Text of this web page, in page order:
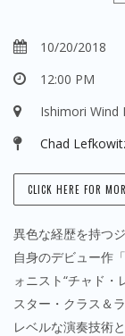
10/20/2018
12:00 PM
Ishimori Wind
Chad
CLICK HERE FOR
異色な経歴を持つ
自身のデビュー作
ォニスト“チャド
スター・クラス＆
レベルな演奏技術